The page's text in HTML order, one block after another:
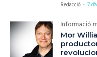
Redacció - 7
Informació
Mor